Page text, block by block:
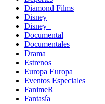
Diamond Films
Disney
Disney+
Documental
Documentales
Drama
Estrenos
Europa Europa
Eventos Especiales
FanimeR
Fantasía